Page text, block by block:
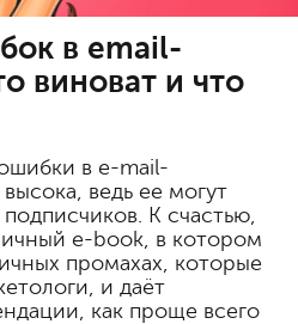
в email-
виноват и что
в e-mail-
ведь ее могут
К счастью,
e-book, в котором
промахах, которые
и даёт
как проще всего